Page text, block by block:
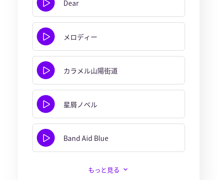
Dear
メロディー
カラメル山陽街道
星屑ノベル
Band Aid Blue
もっと見る